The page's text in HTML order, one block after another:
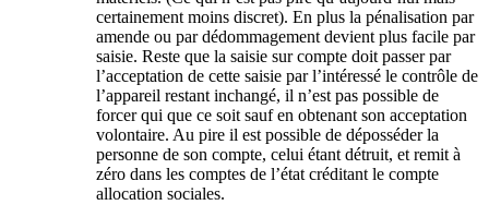
certainement moins discret). En plus la pénalisation par
amende ou par dédommagement devient plus facile par
saisie. Reste que la saisie sur compte doit passer par
l’acceptation de cette saisie par l’intéressé le contrôle de
l’appareil restant inchangé, il n’est pas possible de
forcer qui que ce soit sauf en obtenant son acceptation
volontaire. Au pire il est possible de déposséder la
personne de son compte, celui étant détruit, et remit à
zéro dans les comptes de l’état créditant le compte
allocation sociales.